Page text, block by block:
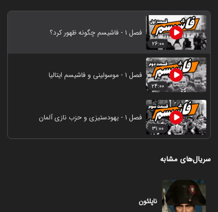
۲۶:۰۰
فصل ۱ - فاشیسم چگونه ظهور کرد؟
۲۴:۰۰
فصل ۱ - موسولینی و فاشیسم ایتالیا
۳۱:۰۰
فصل ۱ - یهودستیزی و حزب نازی آلمان
سریال‌های مشابه
ناپلئون